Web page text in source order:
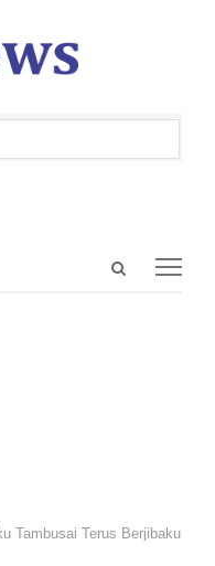
Open
Tambusai Terus Berjibaku